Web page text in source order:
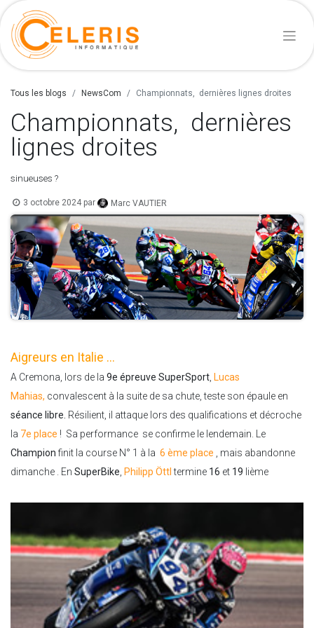
Tous les blogs NewsCom Championnats, dernières lignes droites
Championnats, dernières
lignes droites
sinueuses ?
3 octobre 2024 par Marc VAUTIER
Aigreurs en Italie ...
A Cremona, lors de la 9e épreuve SuperSport Lucas
Mahias, convalescent à la suite de sa chute, teste son épaule en
séance libre. Résilient, il attaque lors des qualifications et décroche
la 7e place ! Sa performance se confirme le lendemain. Le
Championfinit la course N° 1 à la 6 ème place , mais abandonne
dimanche . En SuperBike Philipp Öttl termine 16 et 19 lième